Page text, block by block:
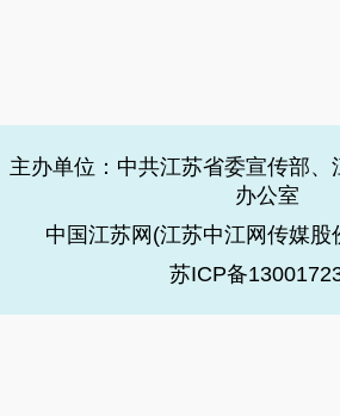
主办单位：中共江苏省委宣传部、
办公室
中国江苏网(江苏中江网传媒股
苏ICP备